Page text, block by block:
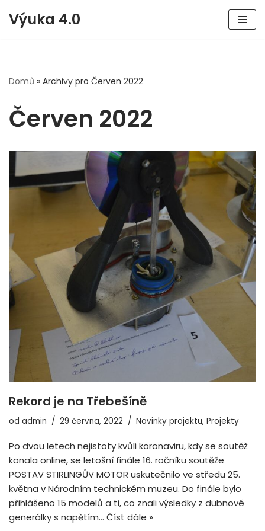
Přeskočit
Výuka 4.0
Domů » Archivy pro Červen 2022
Červen 2022
Rekord je na Třebešíně
od admin 29 června, 2022 Novinky projektu, Projekty
Po dvou letech nejistoty kvůli koronaviru, kdy se soutěž
konala online, se letošní finále 16. ročníku soutěže
POSTAV STIRLINGŮV MOTOR uskutečnilo ve středu 25.
května v Národním technickém muzeu. Do finále bylo
přihlášeno 15 modelů a ti, co znali výsledky z dubnové
generálky s napětím… Číst dále »